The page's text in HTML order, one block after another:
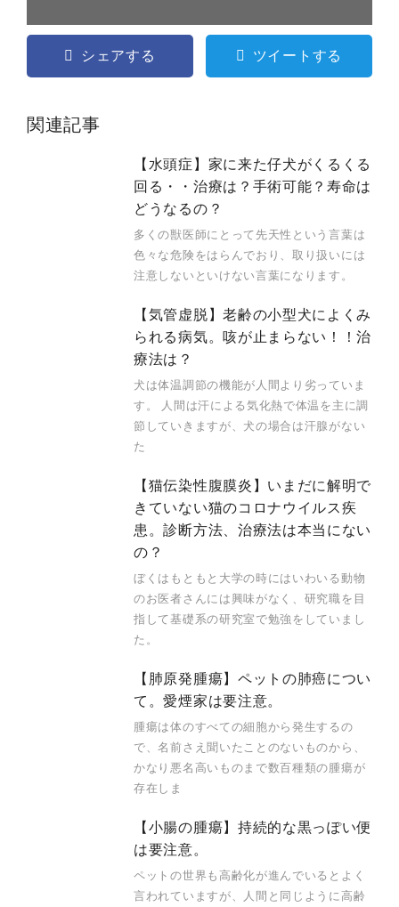
シェアする ツイートする
関連記事
【水頭症】家に来た仔犬がくるくる
回る・・治療は？手術可能？寿命は
どうなるの？
多くの獣医師にとって先天性という言葉は
色々な危険をはらんでおり、取り扱いには
注意しないといけない言葉になります。
【気管虚脱】老齢の小型犬によくみ
られる病気。咳が止まらない！！治
療法は？
犬は体温調節の機能が人間より劣っていま
す。 人間は汗による気化熱で体温を主に調
節していきますが、犬の場合は汗腺がない
た
【猫伝染性腹膜炎】いまだに解明で
きていない猫のコロナウイルス疾
患。診断方法、治療法は本当にない
の？
ぼくはもともと大学の時にはいわいる動物
のお医者さんには興味がなく、研究職を目
指して基礎系の研究室で勉強をしていまし
た。
【肺原発腫瘍】ペットの肺癌につい
て。愛煙家は要注意。
腫瘍は体のすべての細胞から発生するの
で、名前さえ聞いたことのないものから、
かなり悪名高いものまで数百種類の腫瘍が
存在しま
【小腸の腫瘍】持続的な黒っぽい便
は要注意。
ペットの世界も高齢化が進んでいるとよく
言われていますが、人間と同じように高齢